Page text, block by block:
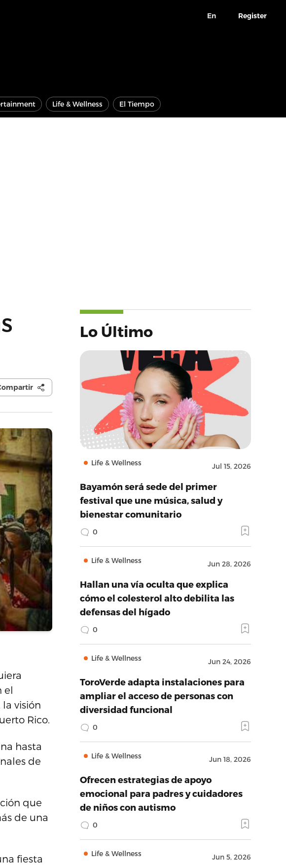
En Register
Life & Wellness El Tiempo
el
visión
Rico.
hasta
de
que
de una
fiesta
Lo Último
Life & Wellness Jul 15, 2026
Bayamón será sede del primer
festival que une música, salud y
bienestar comunitario
0
Life & Wellness Jun 28, 2026
Hallan una vía oculta que explica
cómo el colesterol alto debilita las
defensas del hígado
0
Life & Wellness Jun 24, 2026
ToroVerde adapta instalaciones para
ampliar el acceso de personas con
diversidad funcional
0
Life & Wellness Jun 18, 2026
Ofrecen estrategias de apoyo
emocional para padres y cuidadores
de niños con autismo
0
Life & Wellness Jun 5, 2026